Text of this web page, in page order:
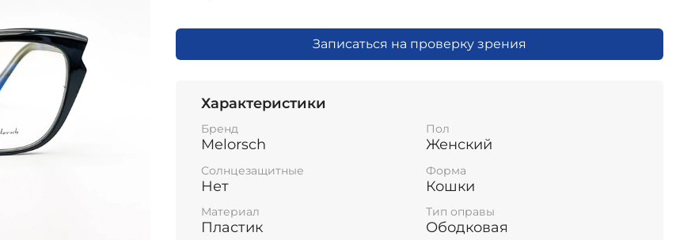
Записаться на проверку зрения
Характеристики
Бренд
Melorsch
Пол
Женский
Солнцезащитные
Нет
Форма
Кошки
Материал
Пластик
Тип оправы
Ободковая